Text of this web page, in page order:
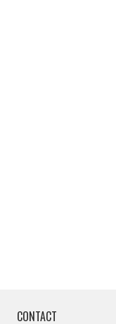
CONTACT